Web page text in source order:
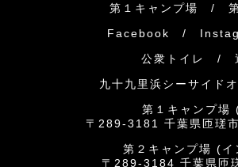
第１キャンプ場 /
Facebook /
公衆トイレ /
九十九里浜シーサイド
第１キャンプ場
〒289-3181 千葉県匝瑳
第２キャンプ場 (イ
〒289-3184 千葉県匝